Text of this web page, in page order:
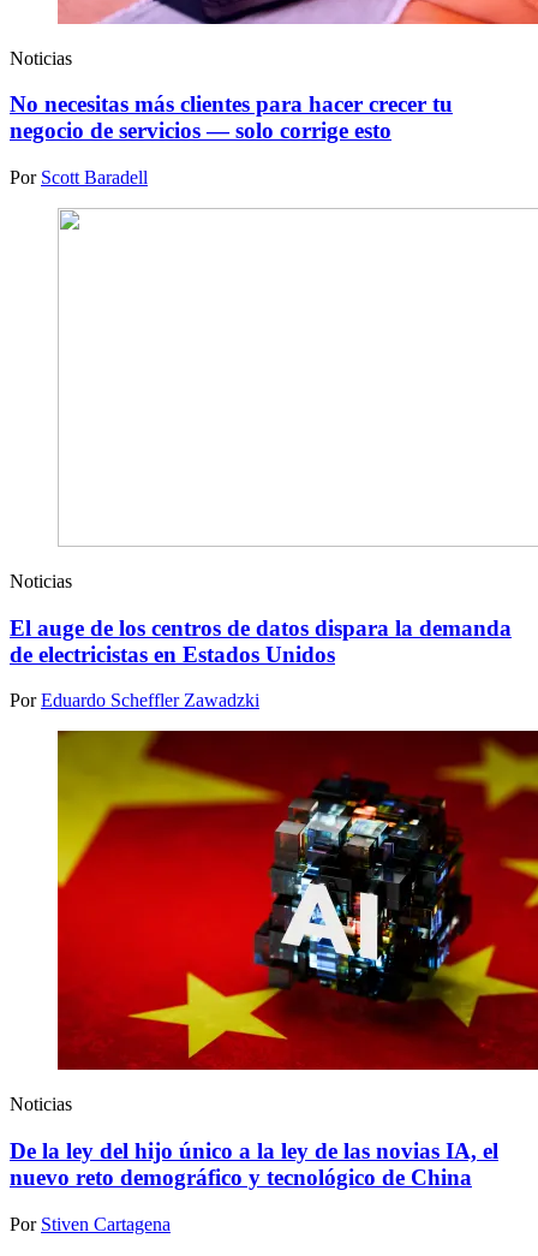
Noticias
No necesitas más clientes para hacer crecer tu
negocio de servicios — solo corrige esto
Por Scott Baradell
Noticias
El auge de los centros de datos dispara la demanda
de electricistas en Estados Unidos
PorEduardo Scheffler Zawadzki
Noticias
De la ley del hijo único a la ley de las novias IA, el
nuevo reto demográfico y tecnológico de China
Por Stiven Cartagena